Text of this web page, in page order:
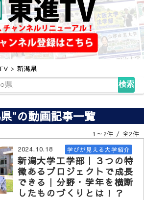
> 新潟県
検索
"の動画記事一覧
1～2件 / 全2件
2024.10.18 学びが見える大学紹介
新潟大学工学部｜３つの特
徴あるプロジェクトで成長
できる｜分野・学年を横断
したものづくりとは！？